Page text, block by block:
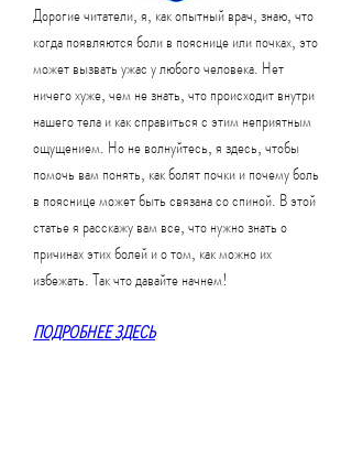
Дорогие читатели, я, как опытный врач, знаю, что
когда появляются боли в пояснице или почках, это
может вызвать ужас у любого человека. Нет
ничего хуже, чем не знать, что происходит внутри
нашего тела и как справиться с этим неприятным
ощущением. Но не волнуйтесь, я здесь, чтобы
помочь вам понять, как болят почки и почему боль
в пояснице может быть связана со спиной. В этой
статье я расскажу вам все, что нужно знать о
причинах этих болей и о том, как можно их
избежать. Так что давайте начнем!
ПОДРОБНЕЕ ЗДЕСЬ